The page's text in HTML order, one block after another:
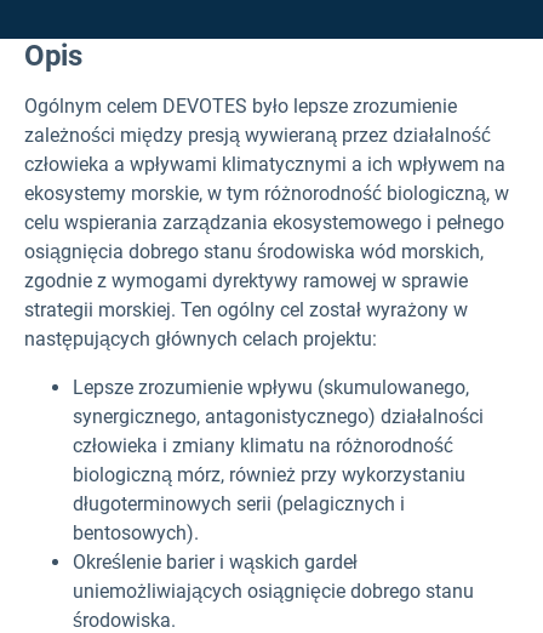
Opis
Ogólnym celem DEVOTES było lepsze zrozumienie
zależności między presją wywieraną przez działalność
człowieka a wpływami klimatycznymi a ich wpływem na
ekosystemy morskie, w tym różnorodność biologiczną, w
celu wspierania zarządzania ekosystemowego i pełnego
osiągnięcia dobrego stanu środowiska wód morskich,
zgodnie z wymogami dyrektywy ramowej w sprawie
strategii morskiej. Ten ogólny cel został wyrażony w
następujących głównych celach projektu:
Lepsze zrozumienie wpływu (skumulowanego,
synergicznego, antagonistycznego) działalności
człowieka i zmiany klimatu na różnorodność
biologiczną mórz, również przy wykorzystaniu
długoterminowych serii (pelagicznych i
bentosowych).
Określenie barier i wąskich gardeł
uniemożliwiających osiągnięcie dobrego stanu
środowiska.